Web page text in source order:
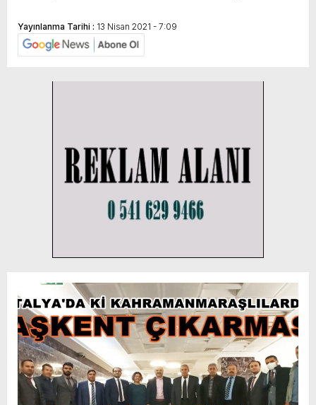
Yayınlanma Tarihi : 13 Nisan 2021 - 7:09